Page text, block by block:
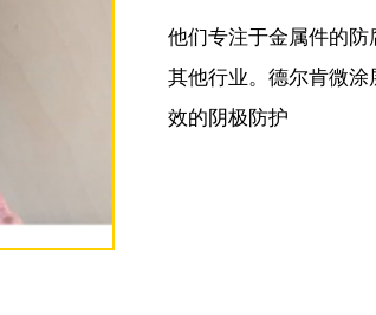
他们专注于金属件的
其他行业。德尔肯微
效的阴极防护